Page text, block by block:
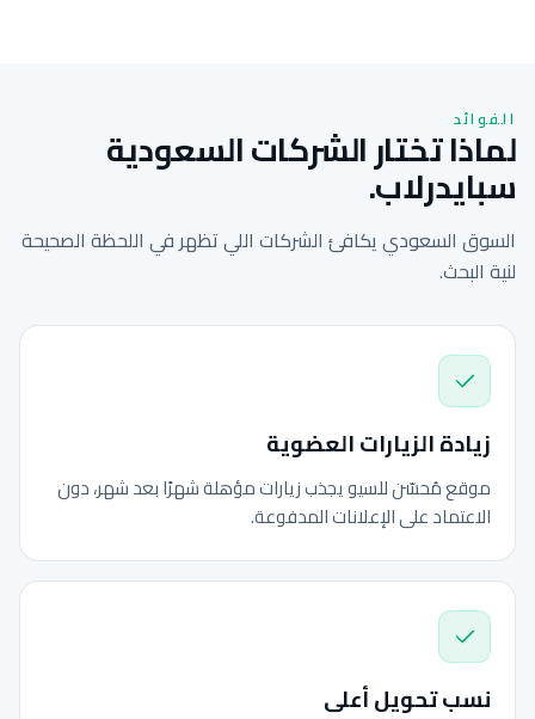
الفوائد
لماذا تختار الشركات السعودية
سبايدرلاب.
السوق السعودي يكافئ الشركات اللي تظهر في اللحظة الصحيحة
لنية البحث.
زيادة الزيارات العضوية
موقع مُحسّن للسيو يجذب زيارات مؤهلة شهرًا بعد شهر، دون
الاعتماد على الإعلانات المدفوعة.
نسب تحويل أعلى